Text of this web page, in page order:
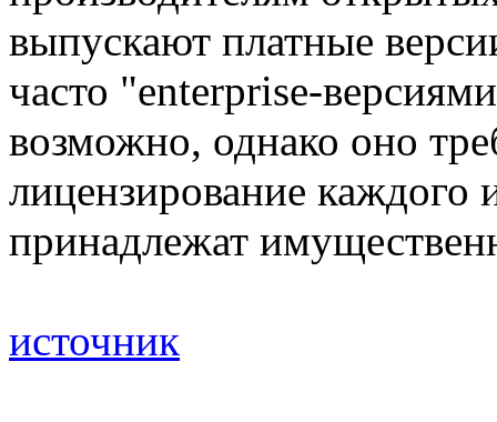
выпускают платные
часто "enterprise-
возможно, однако оно
лицензирование каждого
принадлежат
источник